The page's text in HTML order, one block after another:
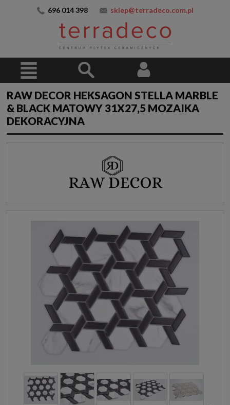
696 014 398 sklep@terradeco.com.pl
RAW DECOR HEKSAGON STELLA MARBLE
& BLACK MATOWY 31X27,5 MOZAIKA
DEKORACYJNA